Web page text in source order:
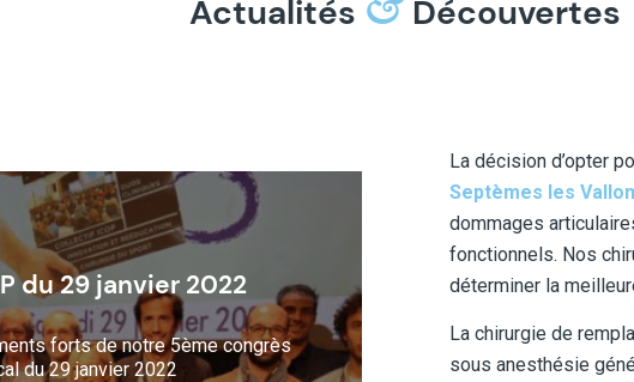
Actualités Découvertes
du 29 janvier 2022
forts de notre 5ème congrès
du 29 janvier 2022
La décision d’opter
Septèmes les
dommages
fonctionnels. Nos
déterminer la
La chirurgie de
sous anesthésie